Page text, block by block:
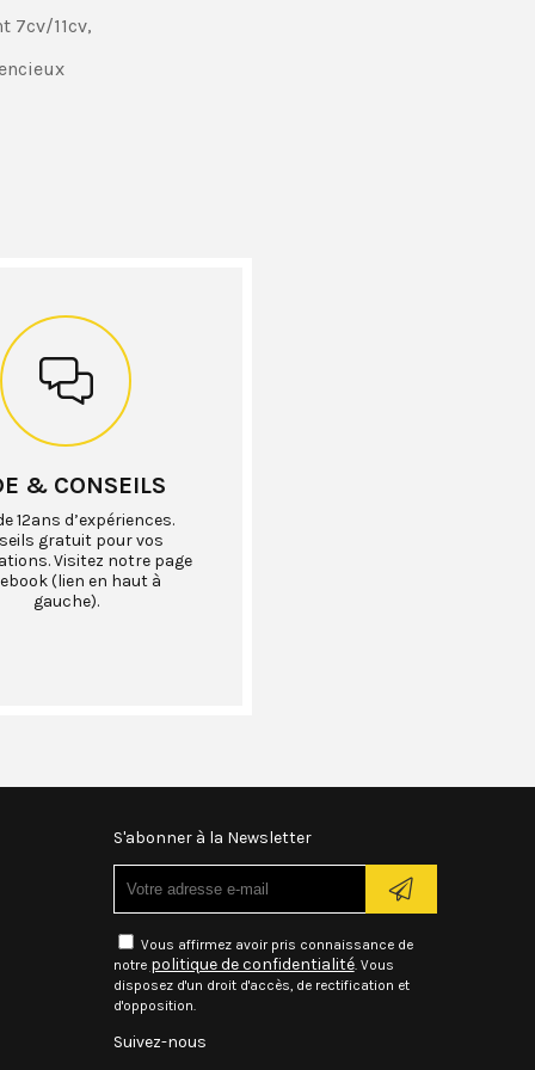
7cv/11cv,
& CONSEILS
12ans d’expériences.
gratuit pour vos
Visitez notre page
(lien en haut à
gauche).
S'abonner à la Newsletter
Vous affirmez avoir pris connaissance de
notre politique de confidentialité. Vous
disposez d'un droit d'accès, de rectification et
d'opposition.
Suivez-nous